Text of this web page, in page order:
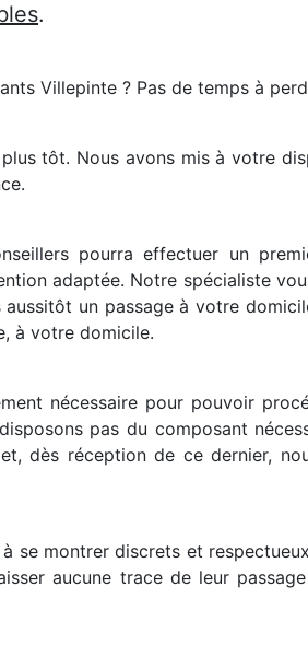
.
Villepinte ? Pas de temps à
tôt. Nous avons mis à votre
pourra effectuer un
adaptée. Notre spécialiste
un passage à votre
à votre domicile.
nécessaire pour pouvoir
pas du composant
dès réception de ce dernier,
se montrer discrets et
aucune trace de leur